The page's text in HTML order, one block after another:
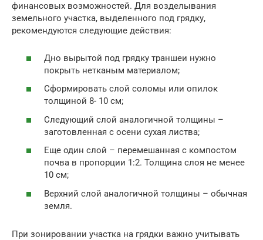
финансовых возможностей. Для возделывания
земельного участка, выделенного под грядку,
рекомендуются следующие действия:
Дно вырытой под грядку траншеи нужно
покрыть нетканым материалом;
Сформировать слой соломы или опилок
толщиной 8- 10 см;
Следующий слой аналогичной толщины –
заготовленная с осени сухая листва;
Еще один слой – перемешанная с компостом
почва в пропорции 1:2. Толщина слоя не менее
10 см;
Верхний слой аналогичной толщины – обычная
земля.
При зонировании участка на грядки важно учитывать